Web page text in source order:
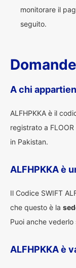
monitorare il
seguito.
A chi
ALFHPKKA è il
registrato a FLOOR
in Pakistan.
ALFHPKKA è
Il Codice SWIFT
che questo è la
Puoi anche vederlo
ALFHPKKA è